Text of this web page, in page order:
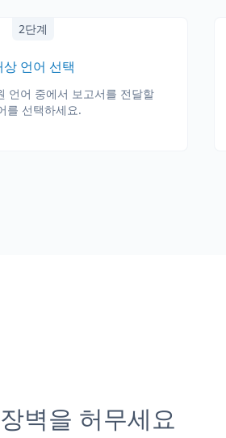
2단계
상 언어 선택
언어 중에서 보고서를 전달할
를 선택하세요.
벽을 허무세요